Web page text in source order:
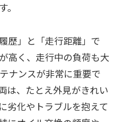
歴」と「走行距離」で
高く、走行中の負荷も大
ナンスが非常に重要で
は、たとえ外見がきれい
劣化やトラブルを抱えて